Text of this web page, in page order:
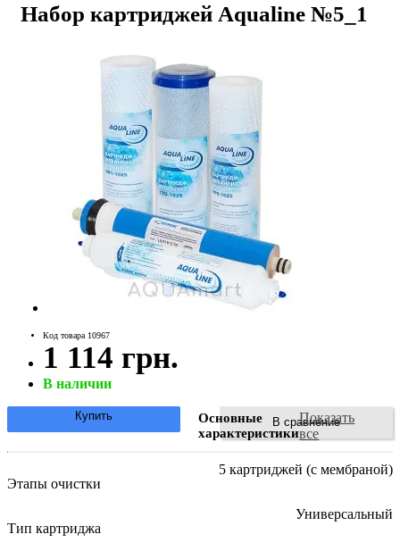
Набор картриджей Aqualine №5_1
Код товара 10967
1 114 грн.
В наличии
В сравнение
Купить
Основные
характеристики
Показать
все
Этапы очистки
5 картриджей (с мембраной)
Тип картриджа
Универсальный